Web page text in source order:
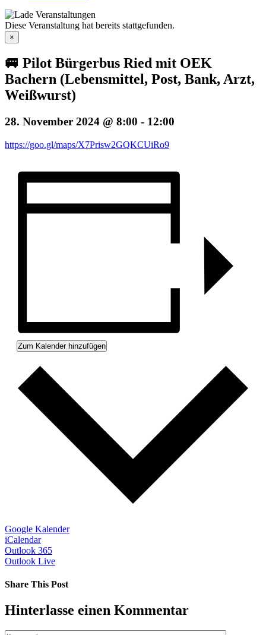
Diese Veranstaltung hat bereits stattgefunden.
×
🚐 Pilot Bürgerbus Ried mit OEK
Bachern (Lebensmittel, Post, Bank, Arzt,
Weißwurst)
28. November 2024 @ 8:00 - 12:00
https://goo.gl/maps/X7Prisw2GQKCUiRo9
Zum Kalender hinzufügen
Google Kalender
iCalendar
Outlook 365
Outlook Live
Share This Post
Facebook
X
LinkedIn
Pinterest
Hinterlasse einen Kommentar